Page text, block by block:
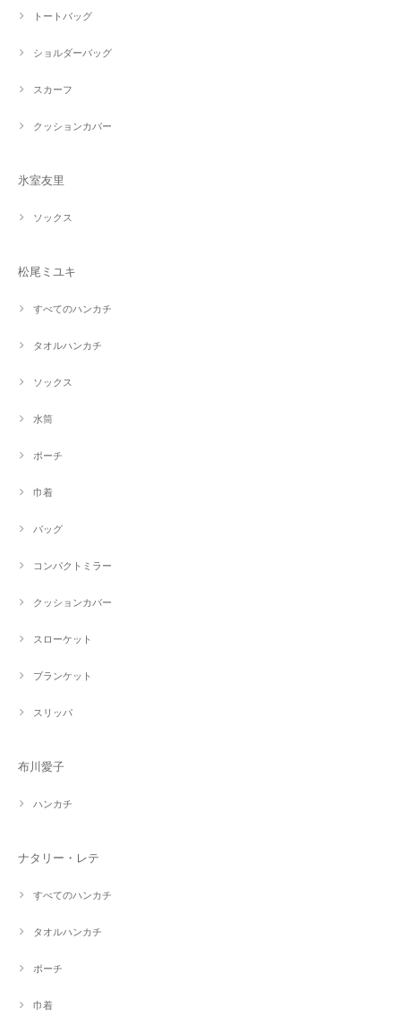
トートバッグ
ショルダーバッグ
スカーフ
クッションカバー
氷室友里
ソックス
松尾ミユキ
すべてのハンカチ
タオルハンカチ
ソックス
水筒
ポーチ
巾着
バッグ
コンパクトミラー
クッションカバー
スローケット
ブランケット
スリッパ
布川愛子
ハンカチ
ナタリー・レテ
すべてのハンカチ
タオルハンカチ
ポーチ
巾着